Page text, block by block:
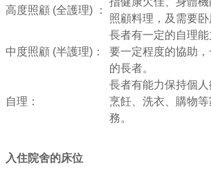
高度照顧 (全護理) ：
照顧料理，及需要卧
中度照顧 (半護理)：
長者有一定的自理
要一定程度的協助
的長者。
自理：
長者有能力保持個人
烹飪、洗衣、購物
務。
入住院舍的床位